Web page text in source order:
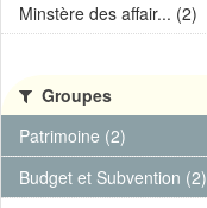
Minstère des affair... (2)
Groupes
Patrimoine (2)
Budget et Subvention (2)